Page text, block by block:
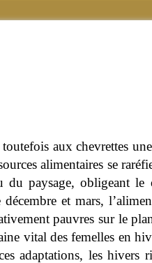
aux chevrettes
alimentaires se
du paysage, obligeant
et mars,
pauvres sur le
vital des femelles en
adaptations, les